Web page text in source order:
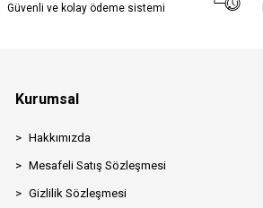
Güvenli ve kolay ödeme sistemi
Kurumsal
Hakkımızda
Mesafeli Satış Sözleşmesi
Gizlilik Sözleşmesi